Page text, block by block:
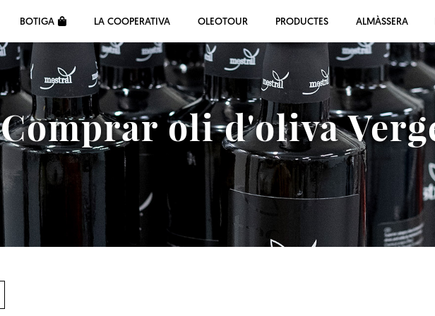
BOTIGA LA COOPERATIVA OLEOTOUR PRODUCTES ALMÀSSERA
Comprar oli d'oliva